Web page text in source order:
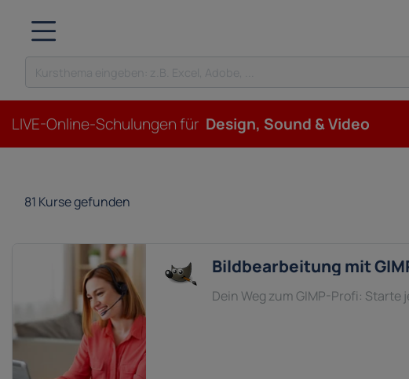
LIVE-Online-Schulungen für Design, Sound & Video
81 Kurse gefunden
Bildbearbeitung mit
Dein Weg zum GIMP-Profi: Starte